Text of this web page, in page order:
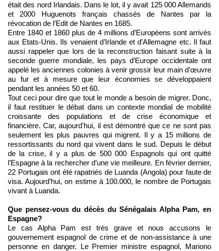
était des nord Irlandais. Dans le lot, il y avait 125 000 Allemands
et 2000 Huguenots français chassés de Nantes par la
révocation de l’Edit de Nantes en 1685.
Entre 1840 et 1860 plus de 4 millions d’Européens sont arrivés
aux Etats-Unis. Ils venaient d’Irlande et d’Allemagne etc. Il faut
aussi rappeler que lors de la reconstruction faisant suite à la
seconde guerre mondiale, les pays d’Europe occidentale ont
appelé les anciennes colonies à venir grossir leur main d’œuvre
au fur et à mesure que leur économies se développaient
pendant les années 50 et 60.
Tout ceci pour dire que tout le monde a besoin de migrer. Donc,
il faut restituer le débat dans un contexte mondial de mobilité
croissante des populations et de crise économique et
financière. Car, aujourd'hui, il est démontré que ce ne sont pas
seulement les plus pauvres qui migrent. Il y a 15 millions de
ressortissants du nord qui vivent dans le sud. Depuis le début
de la crise, il y a plus de 500 000 Espagnols qui ont quitté
l’Espagne à la rechercher d’une vie meilleure. En février dernier,
22 Portugais ont été rapatriés de Luanda (Angola) pour faute de
visa. Aujourd’hui, on estime à 100.000, le nombre de Portugais
vivant à Luanda.
Que pensez-vous du décès du Sénégalais Alpha Pam, en
Espagne?
Le cas Alpha Pam est très grave et nous accusons le
gouvernement espagnol de crime et de non-assistance à une
personne en danger. Le Premier ministre espagnol, Mariono